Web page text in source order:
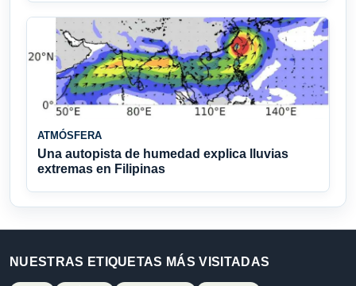
ATMÓSFERA
Una autopista de humedad explica lluvias
extremas en Filipinas
NUESTRAS ETIQUETAS MÁS VISITADAS